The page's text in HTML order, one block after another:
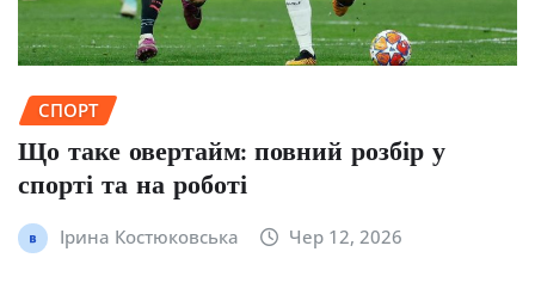
СПОРТ
Що таке овертайм: повний розбір у
спорті та на роботі
Ірина Костюковська Чер 12, 2026